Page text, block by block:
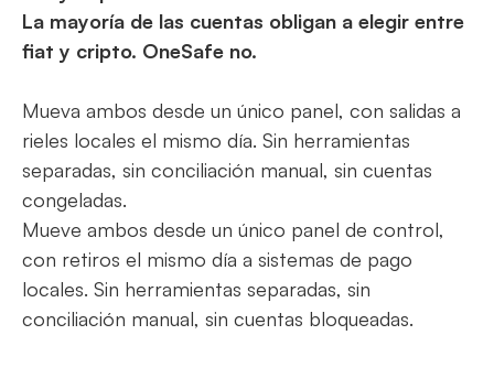
La mayoría de las cuentas obligan a elegir entre
fiat y cripto. OneSafe no.
Mueva ambos desde un único panel, con salidas a
rieles locales el mismo día. Sin herramientas
separadas, sin conciliación manual, sin cuentas
congeladas.
Mueve ambos desde un único panel de control,
con retiros el mismo día a sistemas de pago
locales. Sin herramientas separadas, sin
conciliación manual, sin cuentas bloqueadas.